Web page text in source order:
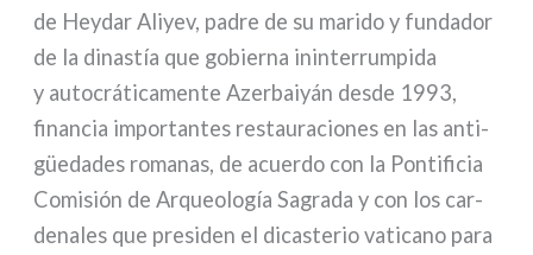
de Heydar Aliyev, padre de su mari­do y fun­da­dor
de la dina­stía que gobier­na inin­ter­rum­pi­da
y auto­crá­ti­ca­men­te Azerbaiyán desde 1993,
finan­cia impor­tan­tes restau­ra­cio­nes en las anti­
güe­da­des roma­nas, de acuer­do con la Pontificia
Comisión de Arqueología Sagrada y con los car­
de­na­les que pre­si­den el dica­ste­rio vati­ca­no para